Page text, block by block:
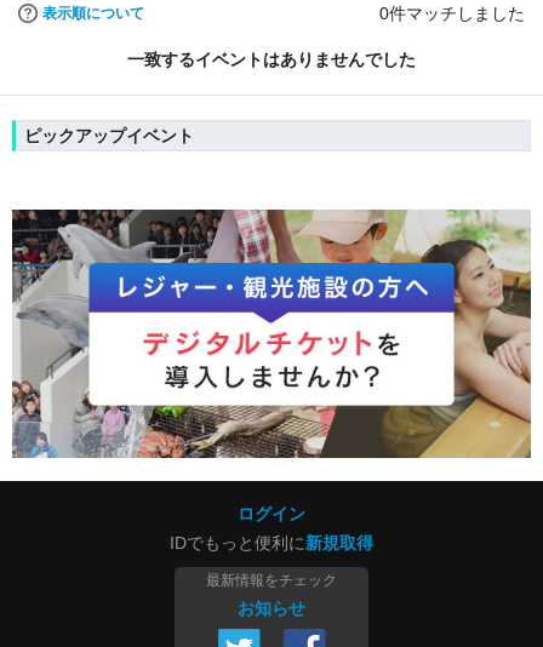
表示順について 0件マッチしました
一致するイベントはありませんでした
ピックアップイベント
ログイン
IDでもっと便利に新規取得
最新情報をチェック
お知らせ